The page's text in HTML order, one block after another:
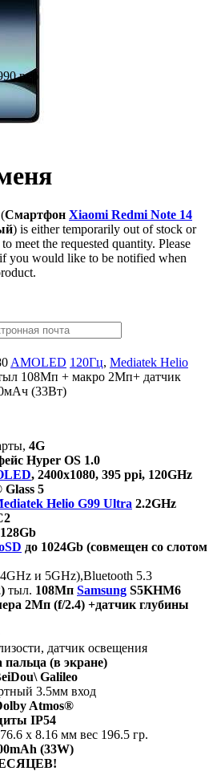
руб
Смартфон Xiaomi Redmi Note 14
) is either temporarily out of stock or
meet the requested quantity. Please
you would like to be notified when
AMOLED 120Гц, Mediatek Helio
108Мп + макро 2Мп+ датчик
(33Вт)
4G
Hyper OS 1.0
, 2400x1080, 395 ppi, 120GHz
5
Helio G99 Ultra 2.2GHz
до 1024Gb (совмещен со слотом
и 5GHz),Bluetooth 5.3
тыл. 108Мп Samsung S5KHM6
2Мп (f/2.4) +датчик глубины
датчик освещения
пальца (в экране)
Galileo
3.5мм вход
Atmos®
IP54
x 8.16 мм вес 196.5 гр.
(33W)